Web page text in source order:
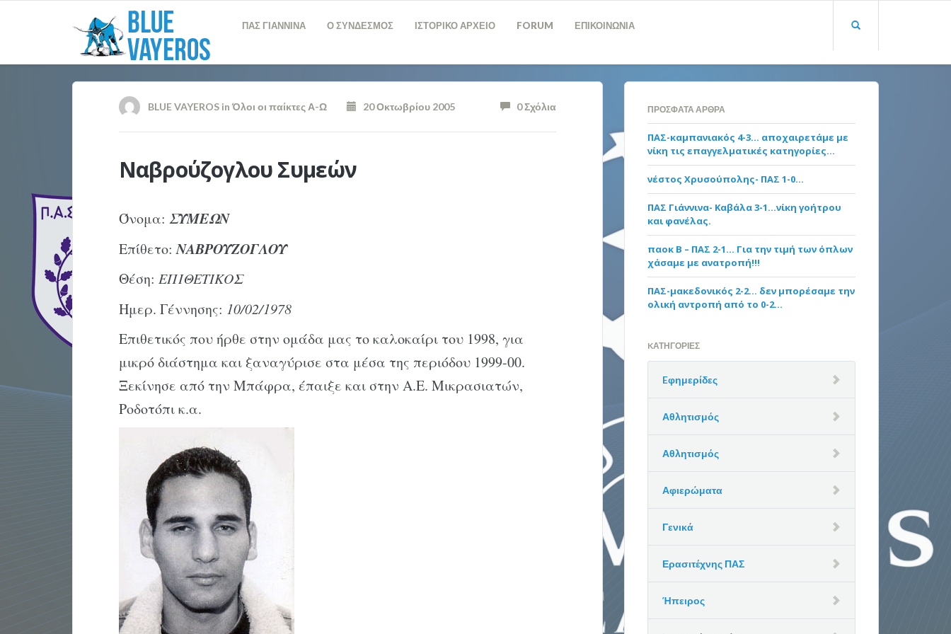
ΠΑΣ ΓΙΑΝΝΙΝΑ Ο ΣΥΝΔΕΣΜΟΣ ΙΣΤΟΡΙΚΟ ΑΡΧΕΙΟ FORUM ΕΠΙΚΟΙΝΩΝΙΑ
BLUE VAYEROSin Όλοι οι παίκτες Α-Ω 20 Οκτωβρίου 2005 0 Σχόλια
Ναβρούζογλου Συμεών
Όνομα: ΣΥΜΕΩΝ
Επίθετο:ΝΑΒΡΟΥΖΟΓΛΟΥ
Θέση: ΕΠΙΘΕΤΙΚΟΣ
Ημερ. Γέννησης: 10/02/1978
Επιθετικός που ήρθε στην ομάδα μας το καλοκαίρι του 1998, για
μικρό διάστημα και ξαναγύρισε στα μέσα της περιόδου 1999-00.
Ξεκίνησε από την Μπάφρα, έπαιξε και στην Α.Ε. Μικρασιατών,
Ροδοτόπι κ.α.
ΠΡΌΣΦΑΤΑ ΆΡΘΡΑ
ΠΑΣ-καμπανιακός 4-3… αποχαιρετάμε με
νίκη τις επαγγελματικές κατηγορίες…
νέστος Χρυσούπολης- ΠΑΣ 1-0…
ΠΑΣ Γιάννινα- Καβάλα 3-1…νίκη γοήτρου
και φανέλας.
παοκ Β – ΠΑΣ 2-1… Για την τιμή των όπλων
χάσαμε με ανατροπή!!!
ΠΑΣ-μακεδονικός 2-2… δεν μπορέσαμε την
ολική αντροπή από το 0-2…
KΑΤΗΓΟΡΊΕΣ
Eφημερίδες
Αθλητισμός
Αθλητισμός
Αφιερώματα
Γενικά
Ερασιτέχνης ΠΑΣ
Ήπειρος